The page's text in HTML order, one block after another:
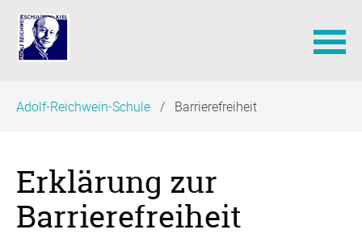
überspringen
Adolf-Reichwein-Schule Barrierefreiheit
Erklärung zur
Barrierefreiheit